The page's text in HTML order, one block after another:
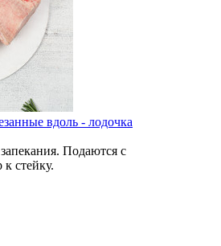
вдоль - лодочка
Подаются с
стейку.